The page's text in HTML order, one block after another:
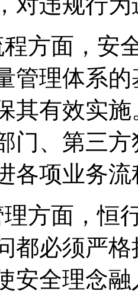
程方面
量管理体系
其有效实
门、第
各项业务流
理方面
问都必须严
使安全理